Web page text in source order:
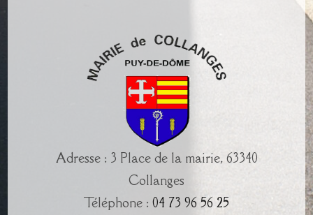
Adresse : 3 Place de la mairie, 63340
Collanges
Téléphone : 04 73 96 56 25